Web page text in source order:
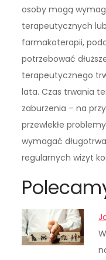
osoby mogą
terapeutycznych
farmakoterapii,
potrzebować
terapeutycznego
lata. Czas trwania
zaburzenia – na
przewlekłe
wymagać
regularnych wizyt